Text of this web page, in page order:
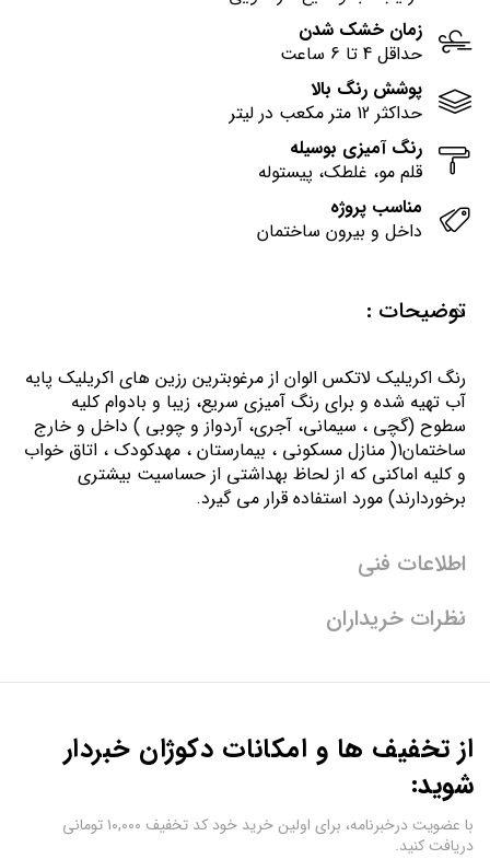
زمان خشک شدن
حداقل 4 تا 6 ساعت
پوشش رنگ بالا
حداکثر 12 متر مکعب در لیتر
رنگ آمیزی بوسیله
قلم مو، غلطک، پیستوله
مناسب پروژه
داخل و بیرون ساختمان
توضیحات :
رنگ اكريليك لاتكس الوان از مرغوبترين رزين هاي اكريليك پايه
آب تهيه شده و برای رنگ آمیزی سریع، زیبا و بادوام کلیه
سطوح (گچی ، سیمانی، آجری، آردواز و چوبی ) داخل و خارج
ساختمان1( منازل مسكوني ، بيمارستان ، مهدكودك ، اتاق خواب
و كليه اماكني كه از لحاظ بهداشتي از حساسيت بيشتري
برخوردارند) مورد استفاده قرار می گیرد.
اطلاعات فنی
نظرات خریداران
از تخفیف ها و امکانات دکوژان خبردار
شوید:
با عضویت درخبرنامه، برای اولین خرید خود کد تخفیف ۱۰,۰۰۰ تومانی
دریافت کنید.